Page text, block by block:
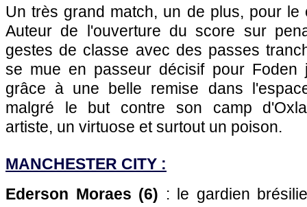
Un très grand match, un de plus, pour le
Auteur de l'ouverture du score sur
gestes de classe avec des passes
se mue en passeur décisif pour Foden
grâce à une belle remise dans
malgré le but contre son camp
artiste, un virtuose et surtout un poison.
MANCHESTER CITY :
Ederson Moraes (6) : le gardien